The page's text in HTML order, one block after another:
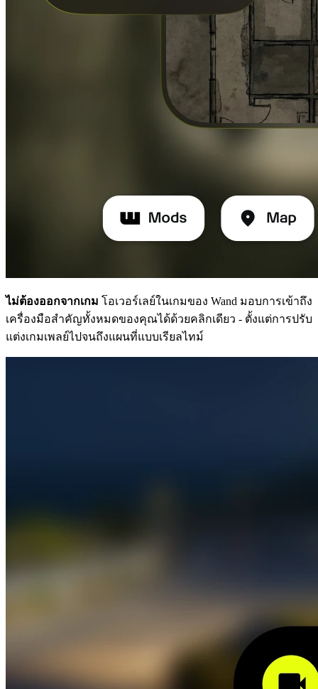
ไม่ต้องออกจากเกม โอเวอร์เลย์ในเกมของ Wand มอบการเข้าถึง
เครื่องมือสำคัญทั้งหมดของคุณได้ด้วยคลิกเดียว - ตั้งแต่การปรับ
แต่งเกมเพลย์ไปจนถึงแผนที่แบบเรียลไทม์